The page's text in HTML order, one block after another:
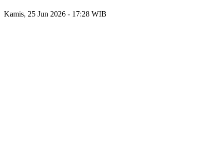
Kamis, 25 Jun 2026 - 17:28 WIB